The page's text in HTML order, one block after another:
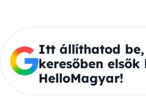
Itt állíthatod be,
keresőben
HelloMagyar!